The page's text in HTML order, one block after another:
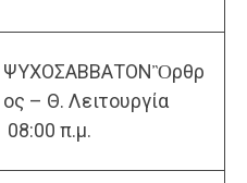
ΨΥΧΟΣΑΒΒΑΤΟΝὊρθρ
ος – Θ. Λειτουργία
08:00 π.μ.